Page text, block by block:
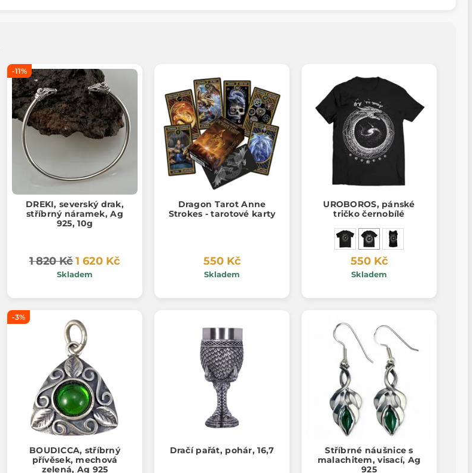
-11%
DREKI, severský drak,
stříbrný náramek, Ag
925, 10g
1 820 Kč1 620 Kč
Skladem
Dragon Tarot Anne
Strokes - tarotové karty
550 Kč
Skladem
UROBOROS, pánské
tričko černobílé
550 Kč
Skladem
-3%
BOUDICCA, stříbrný
přívěsek, mechová
zelená, Ag 925
Dračí pařát, pohár, 16,7
Stříbrné náušnice s
malachitem, visací, Ag
925